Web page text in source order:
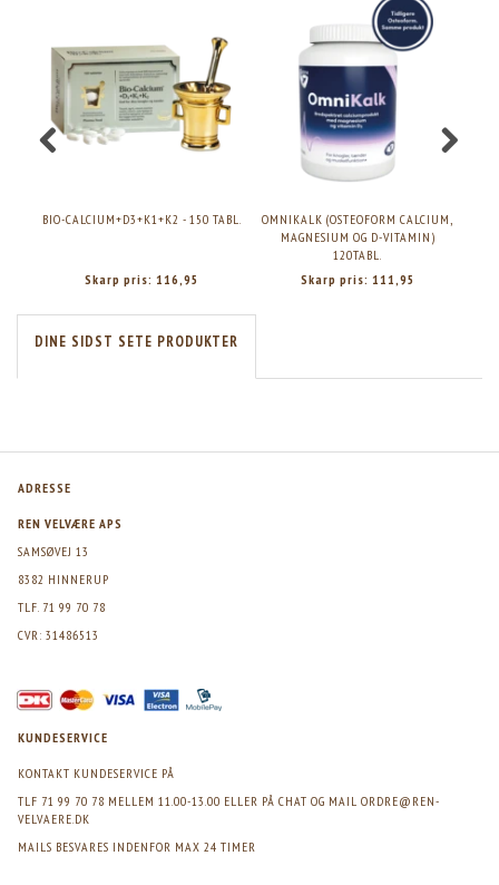
BIO-CALCIUM+D3+K1+K2 - 150 TABL.
Skarp pris: 116,95
OMNIKALK (OSTEOFORM CALCIUM,
MAGNESIUM OG D-VITAMIN)
120TABL.
Skarp pris: 111,95
DINE SIDST SETE PRODUKTER
ADRESSE
REN VELVÆRE APS
SAMSØVEJ 13
8382 HINNERUP
TLF. 71 99 70 78
CVR: 31486513
KUNDESERVICE
KONTAKT KUNDESERVICE PÅ
TLF 71 99 70 78 MELLEM 11.00-13.00 ELLER PÅ CHAT OG MAIL ORDRE@REN-
VELVAERE.DK
MAILS BESVARES INDENFOR MAX 24 TIMER